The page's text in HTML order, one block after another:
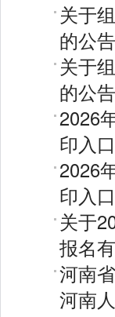
关于
的公告
关于
的公告
2026
印入口
2026
印入口
关于
报名
河南
河南